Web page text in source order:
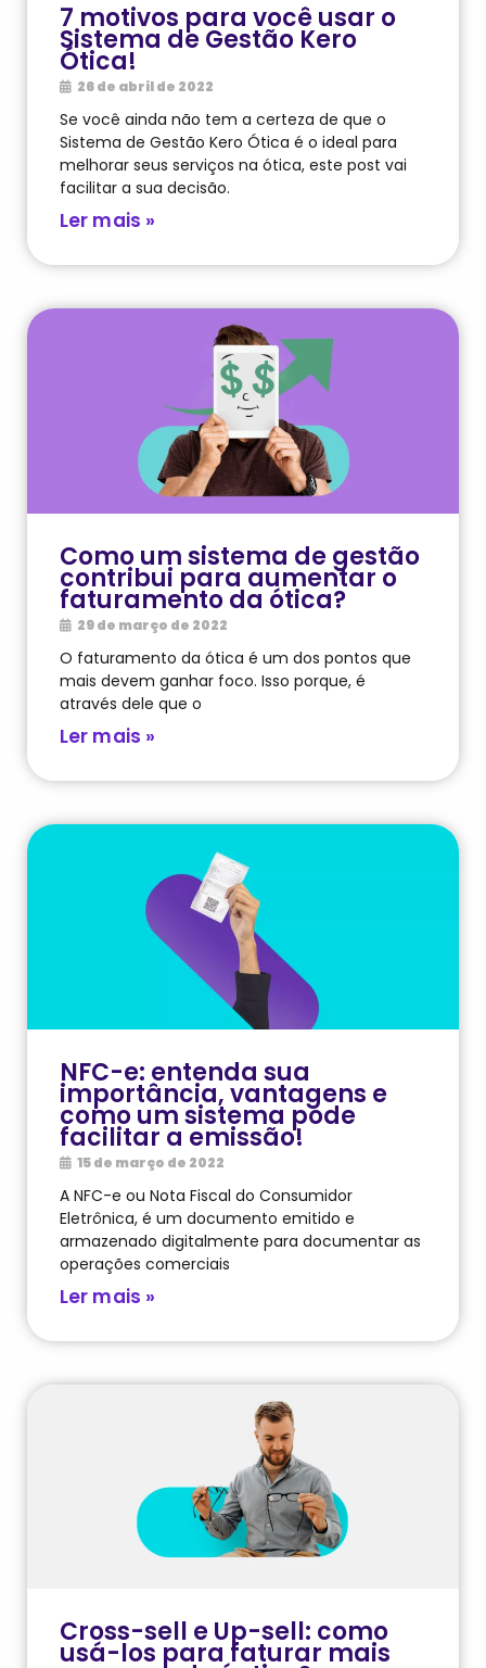
7 motivos para você usar o
Sistema de Gestão Kero
Ótica!
26 de abril de 2022
Se você ainda não tem a certeza de que o
Sistema de Gestão Kero Ótica é o ideal para
melhorar seus serviços na ótica, este post vai
facilitar a sua decisão.
Ler mais »
Como um sistema de gestão
contribui para aumentar o
faturamento da ótica?
29 de março de 2022
O faturamento da ótica é um dos pontos que
mais devem ganhar foco. Isso porque, é
através dele que o
Ler mais »
NFC-e: entenda sua
importância, vantagens e
como um sistema pode
facilitar a emissão!
15 de março de 2022
A NFC-e ou Nota Fiscal do Consumidor
Eletrônica, é um documento emitido e
armazenado digitalmente para documentar as
operações comerciais
Ler mais »
Cross-sell e Up-sell: como
usá-los para faturar mais